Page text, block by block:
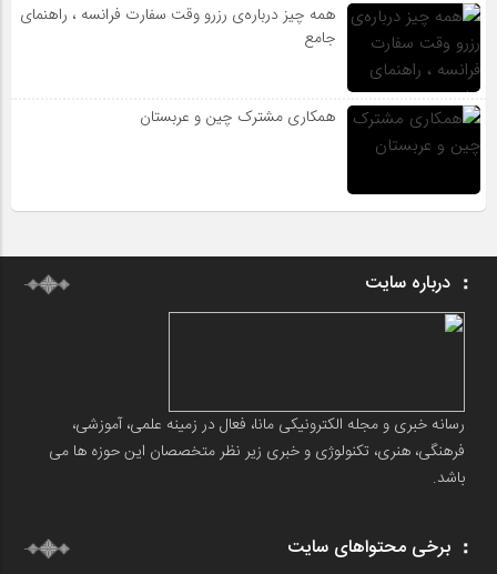
همه چیز درباره‌ی رزرو وقت سفارت فرانسه ، راهنمای
جامع
همکاری مشترک چین و عربستان
درباره سایت
رسانه خبری و مجله الکترونیکی مانا، فعال در زمینه علمی، آموزشی،
فرهنگی، هنری، تکنولوژی و خبری زیر نظر متخصصان این حوزه ها می
باشد.
برخی محتواهای سایت